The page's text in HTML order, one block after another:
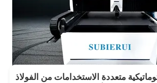
متعددة الاستخدامات من الفولاذ